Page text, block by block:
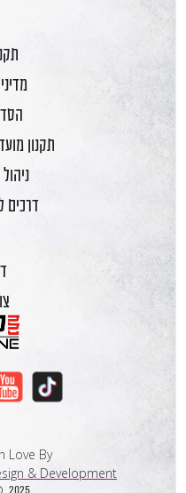
תקנון
דרכים
Love By
& Development
2025 © נתח קצבים